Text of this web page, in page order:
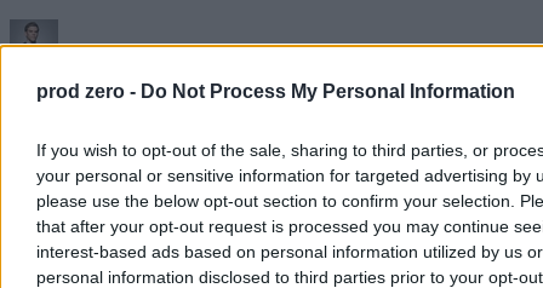
prod zero - Do Not Process My Personal Information
If you wish to opt-out of the sale, sharing to third parties, or
your personal or sensitive information for targeted advertising by
please use the below opt-out section to confirm your selection.
that after your opt-out request is processed you may continue
interest-based ads based on personal information utilized by us or
personal information disclosed to third parties prior to your opt-
Paweł Żurek
Wczoraj 18:56
Reklama
Reklama